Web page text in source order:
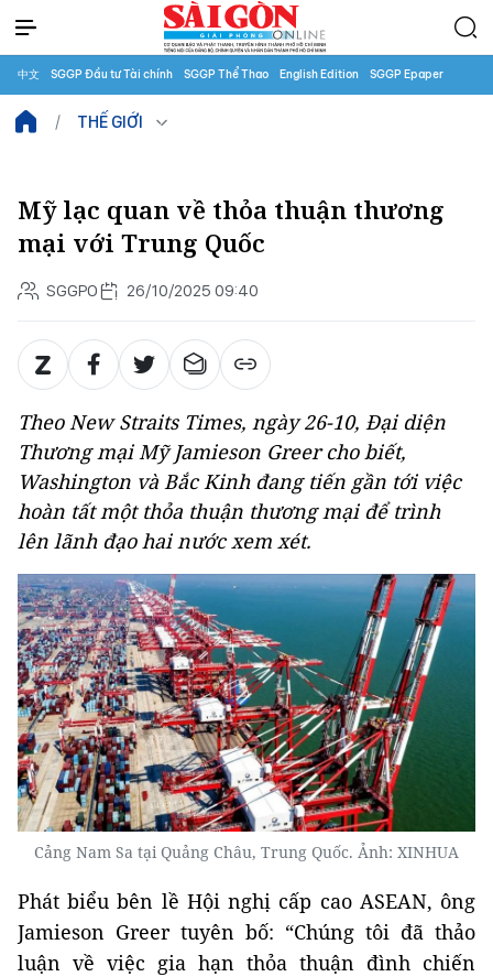
中文 SGGP Đầu tư Tài chính SGGP Thể Thao English Edition SGGP Epaper
THẾ GIỚI
Mỹ lạc quan về thỏa thuận thương
mại với Trung Quốc
SGGPO 26/10/2025 09:40
Theo New Straits Times, ngày 26-10, Đại diện
Thương mại Mỹ Jamieson Greer cho biết,
Washington và Bắc Kinh đang tiến gần tới việc
hoàn tất một thỏa thuận thương mại để trình
lên lãnh đạo hai nước xem xét.
Cảng Nam Sa tại Quảng Châu, Trung Quốc. Ảnh: XINHUA
Phát biểu bên lề Hội nghị cấp cao ASEAN, ông
Jamieson Greer tuyên bố: “Chúng tôi đã thảo
luận về việc gia hạn thỏa thuận đình chiến